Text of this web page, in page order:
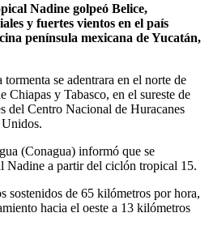
Nadine golpeó Belice,
y fuertes vientos en el país
península mexicana de Yucatán,
se adentrara en el norte de
Chiapas y Tabasco, en el sureste de
del Centro Nacional de Huracanes
(Conagua) informó que se
Nadine a partir del ciclón tropical 15.
sostenidos de 65 kilómetros por hora,
hacia el oeste a 13 kilómetros